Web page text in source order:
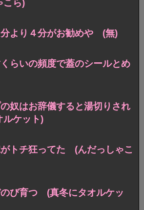
ら)
より４分がお勧めや (無)
らいの頻度で蓋のシールとめ
奴はお辞儀すると湯切りされ
ケット)
トチ狂ってた (んだっしゃこ
び育つ (真冬にタオルケッ